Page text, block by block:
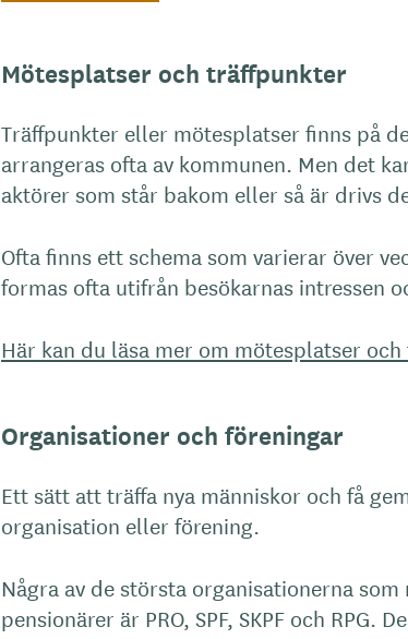
Mötesplatser och träffpunkter
Träffpunkter eller mötesplatser finns på
arrangeras ofta av kommunen. Men det
aktörer som står bakom eller så är drivs
Ofta finns ett schema som varierar över
formas ofta utifrån besökarnas intressen
Här kan du läsa mer om mötesplatser
Organisationer och föreningar
Ett sätt att träffa nya människor och få
organisation eller förening.
Några av de största organisationerna
pensionärer är PRO, SPF, SKPF och RPG.